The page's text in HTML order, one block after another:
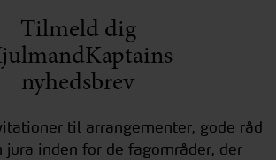
Tilmeld dig
nyhedsbrev
til arrangementer, gode råd
jura inden for de fagområder, der